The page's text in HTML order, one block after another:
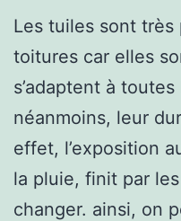
Les tuiles sont très
toitures car elles
s’adaptent à
néanmoins, leur
effet, l’exposition
la pluie, finit par
changer. ainsi, on